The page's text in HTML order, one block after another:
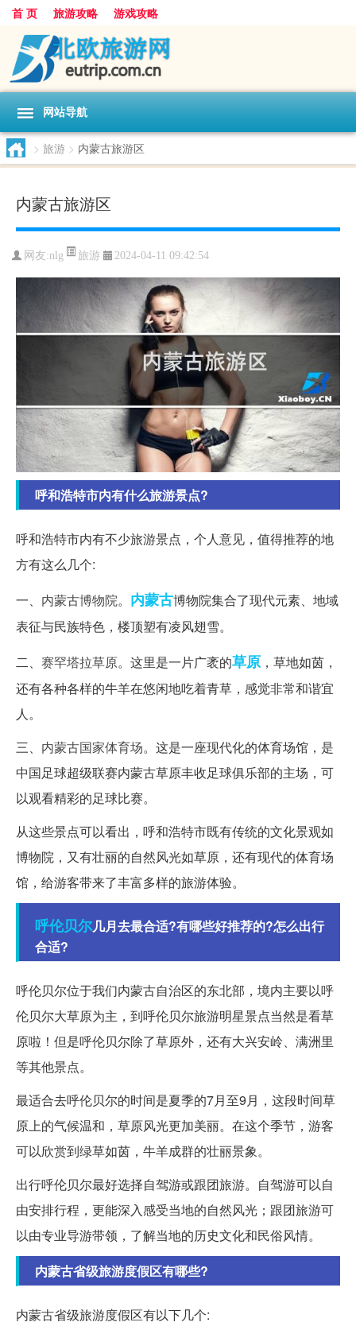
首 页 旅游攻略 游戏攻略
网站导航
> 旅游 > 内蒙古旅游区
内蒙古旅游区
网友:nlg 旅游 2024-04-11 09:42:54
呼和浩特市内有什么旅游景点?
呼和浩特市内有不少旅游景点，个人意见，值得推荐的地
方有这么几个:
一、 内蒙古博物院。 内蒙古博物院集合了现代元素、地域
表征与民族特色，楼顶塑有凌风翅雪。
二、 赛罕塔拉草原。这里是一片广袤的草原 ，草地如茵，
还有各种各样的牛羊在悠闲地吃着青草，感觉非常和谐宜
人。
三、 内蒙古国家体育场。这是一座现代化的体育场馆，是
中国足球超级联赛内蒙古草原丰收足球俱乐部的主场，可
以观看精彩的足球比赛。
从这些景点可以看出，呼和浩特市既有传统的文化景观如
博物院，又有壮丽的自然风光如草原，还有现代的体育场
馆，给游客带来了丰富多样的旅游体验。
呼伦贝尔几月去最合适?有哪些好推荐的?怎么出行
合适?
呼伦贝尔位于我们内蒙古自治区的东北部，境内主要以呼
伦贝尔大草原为主，到呼伦贝尔旅游明星景点当然是看草
原啦！但是呼伦贝尔除了草原外，还有大兴安岭、满洲里
等其他景点。
最适合去呼伦贝尔的时间是夏季的7月至9月，这段时间草
原上的气候温和，草原风光更加美丽。在这个季节，游客
可以欣赏到绿草如茵，牛羊成群的壮丽景象。
出行呼伦贝尔最好选择自驾游或跟团旅游。自驾游可以自
由安排行程，更能深入感受当地的自然风光；跟团旅游可
以由专业导游带领，了解当地的历史文化和民俗风情。
内蒙古省级旅游度假区有哪些?
内蒙古省级旅游度假区有以下几个: